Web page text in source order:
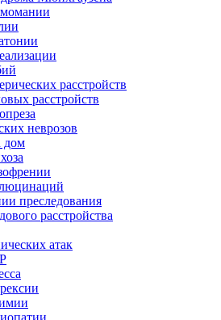
расстройств
расстройств
неврозов
дом
преследования
расстройства
атак